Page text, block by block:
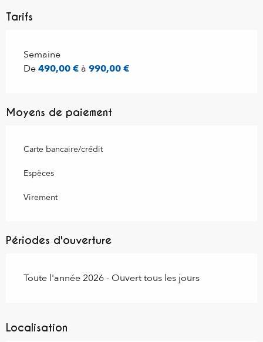
Tarifs
Tarifs 2028
Semaine
De490,00 € à 990,00 €
Moyens de paiement
Carte bancaire/crédit
Espèces
Virement
Périodes d'ouverture
Toute l'année 2026 - Ouvert tous les jours
Localisation